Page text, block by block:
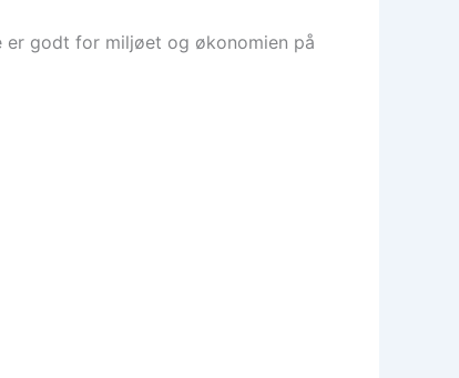
godt for miljøet og økonomien på